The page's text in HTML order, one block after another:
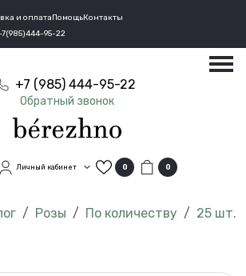
и оплатаПомощьКонтакты
95-22
+7 (985) 444-95-22
Обратный звонок
Личный кабинет 0 0
Розы По количеству 25 шт.